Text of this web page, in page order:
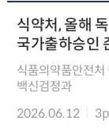
식약처, 올해
국가출하승인
식품의약품안전
백신검정과
2026.06.12
3p